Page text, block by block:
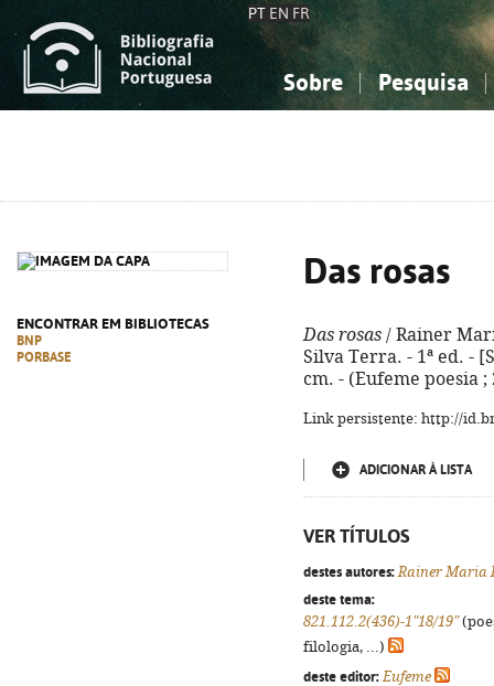
PT EN FR
Sobre Pesquisa
ENCONTRAR EM BIBLIOTECAS
BNP
PORBASE
Das rosas
Das rosas / Rainer
Silva Terra. - 1ª ed. -
cm. - (Eufeme poesia ;
Link persistente: http://
ADICIONAR À LISTA
VER TÍTULOS
destes autores: Rainer Maria
deste tema:
821.112.2(436)-1"18/19"
filologia, ...)
deste editor: Eufeme